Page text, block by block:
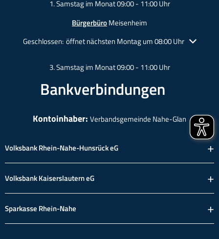
1. Samstag im Monat 09:00 - 11:00 Uhr
BürgerbüroMeisenheim
Klicken, um weitere Öffnungs- oder Schließzeiten
Geschlossen: öffnet nächsten Montag um 08:00 Uhr
3. Samstag im Monat 09:00 - 11:00 Uhr
Bankverbindungen
Kontoinhaber: Verbandsgemeinde Nahe-Glan
Volksbank Rhein-Nahe-Hunsrück eG
Volksbank Kaiserslautern eG
Sparkasse Rhein-Nahe